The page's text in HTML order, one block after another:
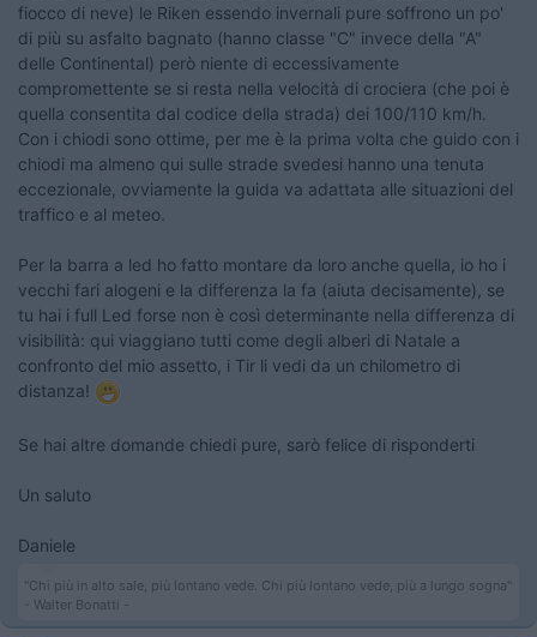
fiocco di neve) le Riken essendo invernali pure soffrono un po'
di più su asfalto bagnato (hanno classe "C" invece della "A"
delle Continental) però niente di eccessivamente
compromettente se si resta nella velocità di crociera (che poi è
quella consentita dal codice della strada) dei 100/110 km/h.
Con i chiodi sono ottime, per me è la prima volta che guido con i
chiodi ma almeno qui sulle strade svedesi hanno una tenuta
eccezionale, ovviamente la guida va adattata alle situazioni del
traffico e al meteo.
Per la barra a led ho fatto montare da loro anche quella, io ho i
vecchi fari alogeni e la differenza la fa (aiuta decisamente), se
tu hai i full Led forse non è così determinante nella differenza di
visibilità: qui viaggiano tutti come degli alberi di Natale a
confronto del mio assetto, i Tir li vedi da un chilometro di
distanza!
Se hai altre domande chiedi pure, sarò felice di risponderti
Un saluto
Daniele
"Chi più in alto sale, più lontano vede. Chi più lontano vede, più a lungo sogna"
- Walter Bonatti -